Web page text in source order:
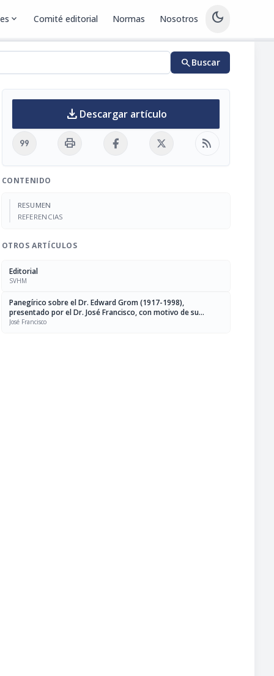
expand_more Comité editorial Normas Nosotros dark_mode
searchBuscar
download Descargar artículo
format_quote print rss_feed
CONTENIDO
RESUMEN
REFERENCIAS
OTROS ARTÍCULOS
Editorial
SVHM
Panegírico sobre el Dr. Edward Grom (1917-1998),
presentado por el Dr. José Francisco, con motivo de su
incorporación como individuo de número, sillón XXXI, a la
José Francisco